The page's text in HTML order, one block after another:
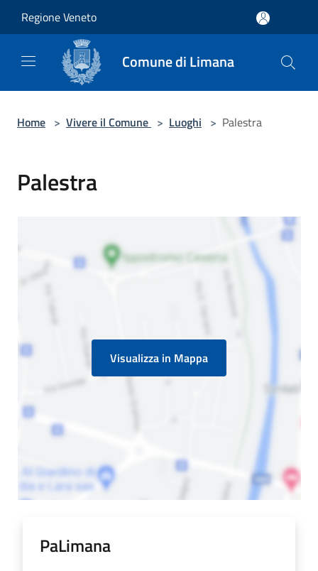
Regione Veneto
Comune di Limana
Home > Vivere il Comune > Luoghi > Palestra
Palestra
Visualizza in Mappa
PaLimana